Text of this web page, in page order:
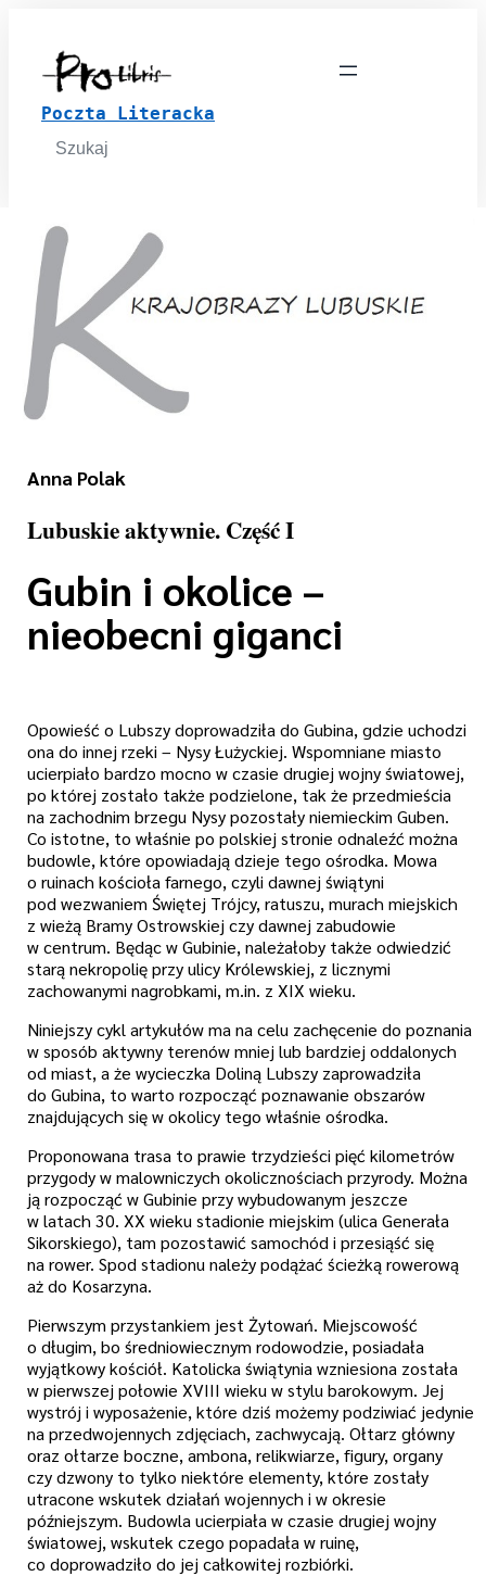
Poczta Literacka
Search
for:
Anna Polak
Lubuskie aktywnie. Część I
Gubin i okolice –
nieobecni giganci
Opowieść o Lubszy doprowadziła do Gubina, gdzie uchodzi
ona do innej rzeki – Nysy Łużyckiej. Wspomniane miasto
ucierpiało bardzo mocno w czasie drugiej wojny światowej,
po której zostało także podzielone, tak że przedmieścia
na zachodnim brzegu Nysy pozostały niemieckim Guben.
Co istotne, to właśnie po polskiej stronie odnaleźć można
budowle, które opowiadają dzieje tego ośrodka. Mowa
o ruinach kościoła farnego, czyli dawnej świątyni
pod wezwaniem Świętej Trójcy, ratuszu, murach miejskich
z wieżą Bramy Ostrowskiej czy dawnej zabudowie
w centrum. Będąc w Gubinie, należałoby także odwiedzić
starą nekropolię przy ulicy Królewskiej, z licznymi
zachowanymi nagrobkami, m.in. z XIX wieku.
Niniejszy cykl artykułów ma na celu zachęcenie do poznania
w sposób aktywny terenów mniej lub bardziej oddalonych
od miast, a że wycieczka Doliną Lubszy zaprowadziła
do Gubina, to warto rozpocząć poznawanie obszarów
znajdujących się w okolicy tego właśnie ośrodka.
Proponowana trasa to prawie trzydzieści pięć kilometrów
przygody w malowniczych okolicznościach przyrody. Można
ją rozpocząć w Gubinie przy wybudowanym jeszcze
w latach 30. XX wieku stadionie miejskim (ulica Generała
Sikorskiego), tam pozostawić samochód i przesiąść się
na rower. Spod stadionu należy podążać ścieżką rowerową
aż do Kosarzyna.
Pierwszym przystankiem jest Żytowań. Miejscowość
o długim, bo średniowiecznym rodowodzie, posiadała
wyjątkowy kościół. Katolicka świątynia wzniesiona została
w pierwszej połowie XVIII wieku w stylu barokowym. Jej
wystrój i wyposażenie, które dziś możemy podziwiać jedynie
na przedwojennych zdjęciach, zachwycają. Ołtarz główny
oraz ołtarze boczne, ambona, relikwiarze, figury, organy
czy dzwony to tylko niektóre elementy, które zostały
utracone wskutek działań wojennych i w okresie
późniejszym. Budowla ucierpiała w czasie drugiej wojny
światowej, wskutek czego popadała w ruinę,
co doprowadziło do jej całkowitej rozbiórki.